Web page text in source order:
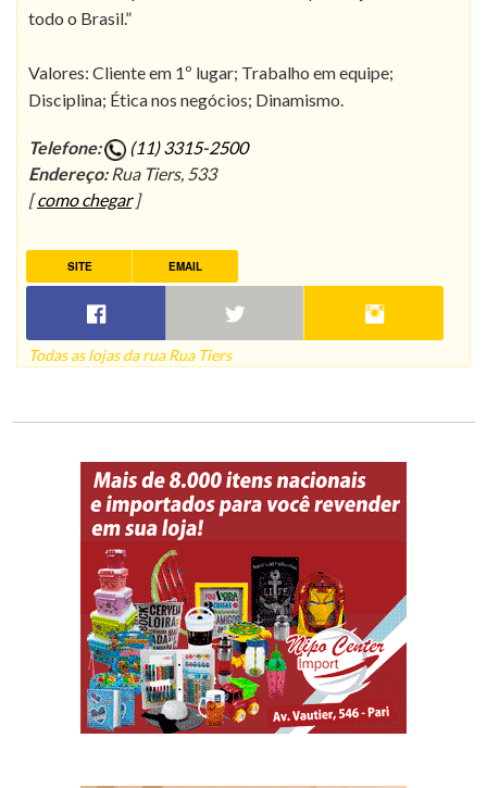
todo o Brasil.”
Valores: Cliente em 1º lugar; Trabalho em equipe;
Disciplina; Ética nos negócios; Dinamismo.
Telefone:
(11) 3315-2500
Endereço: Rua Tiers, 533
[como chegar]
SITE EMAIL
Todas as lojas da rua Rua Tiers